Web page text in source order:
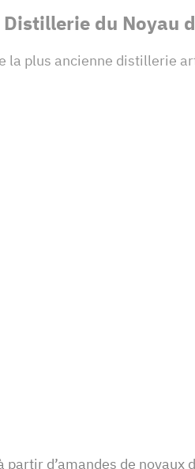
Distillerie du Noyau
la plus ancienne distillerie
d’amandes de noyaux